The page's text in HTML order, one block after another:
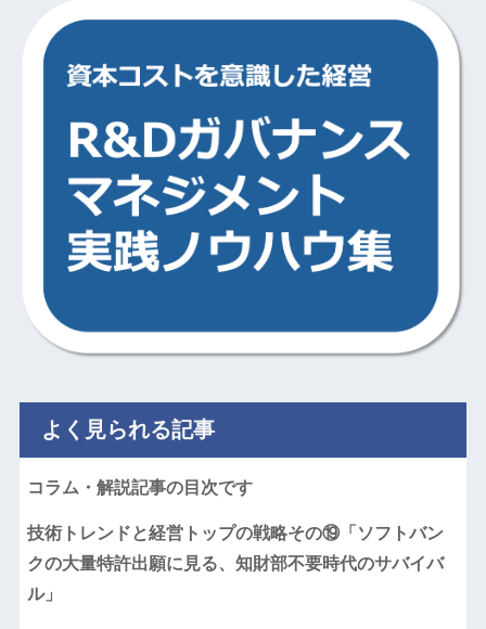
よく見られる記事
コラム・解説記事の目次です
技術トレンドと経営トップの戦略その⑲「ソフトバン
クの大量特許出願に見る、知財部不要時代のサバイバ
ル」